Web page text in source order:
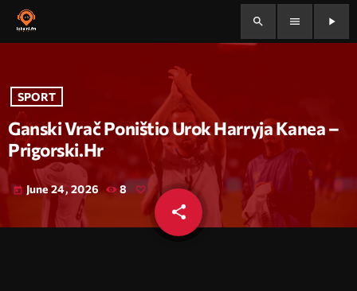
search menu play_arrow
SPORT
Ganski Vrač Poništio Urok Harryja Kanea –
Prigorski.hr
today June 24, 2026 8
share
email